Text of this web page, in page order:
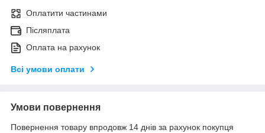
Оплатити частинами
Післяплата
Оплата на рахунок
Всі умови оплати
Умови повернення
Повернення товару впродовж 14 днів за рахунок покупця